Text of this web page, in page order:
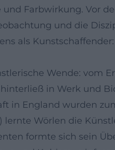
und Farbwirkung. Vor
und die
als
Wende: vom
in Werk und
in England wurden
lernte Wörlen die
formte sich sein